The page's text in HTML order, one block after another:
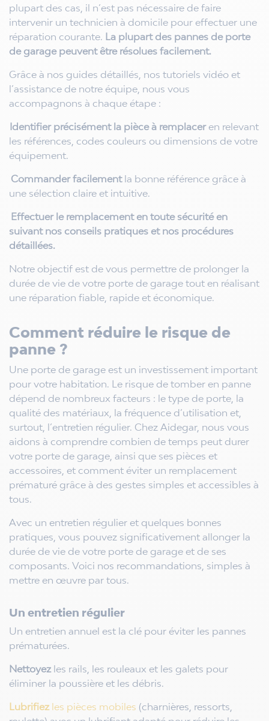
plupart des cas, il n’est pas nécessaire de faire
intervenir un technicien à domicile pour effectuer une
réparation courante. La plupart des pannes de porte
de garage peuvent être résolues facilement.
Grâce à nos guides détaillés, nos tutoriels vidéo et
l’assistance de notre équipe, nous vous
accompagnons à chaque étape :
Identifier précisément la pièce à remplaceren relevant
les références, codes couleurs ou dimensions de votre
équipement.
Commander facilementla bonne référence grâce à
une sélection claire et intuitive.
Effectuer le remplacement en toute sécurité en
suivant nos conseils pratiques et nos procédures
détaillées.
Notre objectif est de vous permettre de prolonger la
durée de vie de votre porte de garage tout en réalisant
une réparation fiable, rapide et économique.
Comment réduire le risque de
panne ?
Une porte de garage est un investissement important
pour votre habitation. Le risque de tomber en panne
dépend de nombreux facteurs : le type de porte, la
qualité des matériaux, la fréquence d’utilisation et,
surtout, l’entretien régulier. Chez Aidegar, nous vous
aidons à comprendre combien de temps peut durer
votre porte de garage, ainsi que ses pièces et
accessoires, et comment éviter un remplacement
prématuré grâce à des gestes simples et accessibles à
tous.
Avec un entretien régulier et quelques bonnes
pratiques, vous pouvez significativement allonger la
durée de vie de votre porte de garage et de ses
composants. Voici nos recommandations, simples à
mettre en œuvre par tous.
Un entretien régulier
Un entretien annuel est la clé pour éviter les pannes
prématurées.
Nettoyez les rails, les rouleaux et les galets pour
éliminer la poussière et les débris.
Lubrifiez les pièces mobiles (charnières, ressorts,